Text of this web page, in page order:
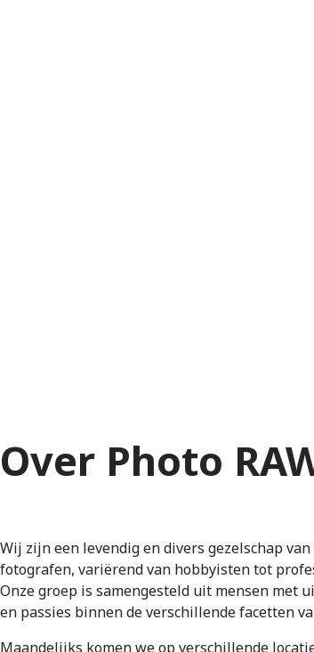
Over Photo
Wij zijn een levendig en divers gezelschap
fotografen, variërend van hobbyisten tot
Onze groep is samengesteld uit mensen met
en passies binnen de verschillende facetten
Maandelijks komen we op verschillende